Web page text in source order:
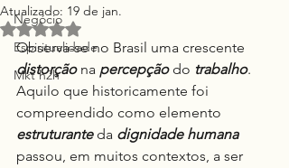
Negócio
Espiritualidade
Mkt h2h
Atualizado: 19 de jan.
Avaliado com NaN de 5 estrelas.
Observa-se no Brasil uma crescente
distorção na percepção do trabalho.
Aquilo que historicamente foi
compreendido como elemento
estruturante da dignidade humana
passou, em muitos contextos, a ser